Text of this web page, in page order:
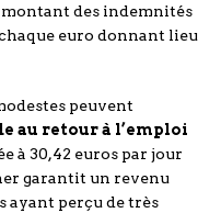
des indemnités
euro donnant lieu
peuvent
au retour à l’emploi
à 30,42 euros par jour
garantit un revenu
ayant perçu de très